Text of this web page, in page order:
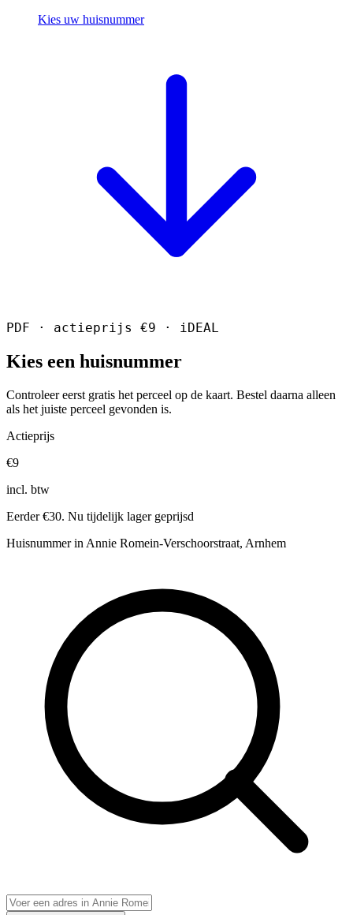
Kies uw huisnummer
PDF · actieprijs €9 · iDEAL
Kies een huisnummer
Controleer eerst gratis het perceel op de kaart. Bestel daarna alleen
als het juiste perceel gevonden is.
Actieprijs
€9
incl. btw
Eerder €30. Nu tijdelijk lager geprijsd
Huisnummer in Annie Romein-Verschoorstraat, Arnhem